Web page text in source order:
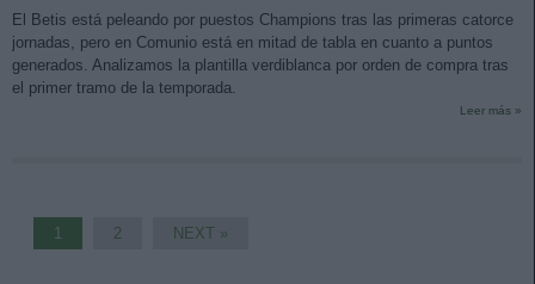
El Betis está peleando por puestos Champions tras las primeras catorce
jornadas, pero en Comunio está en mitad de tabla en cuanto a puntos
generados. Analizamos la plantilla verdiblanca por orden de compra tras
el primer tramo de la temporada.
Leer más »
1 2 NEXT »